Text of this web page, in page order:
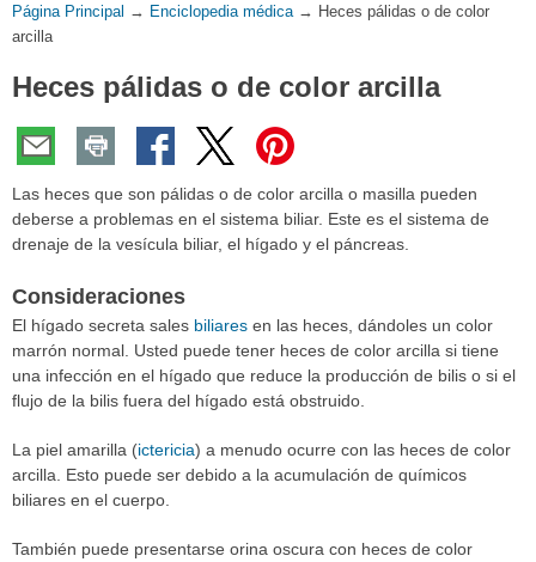
Usted
está
Página Principal → Enciclopedia médica → Heces pálidas o de color
arcilla
Heces pálidas o de color arcilla
Las heces que son pálidas o de color arcilla o masilla pueden
deberse a problemas en el sistema biliar. Este es el sistema de
drenaje de la vesícula biliar, el hígado y el páncreas.
Consideraciones
El hígado secreta sales biliares en las heces, dándoles un color
marrón normal. Usted puede tener heces de color arcilla si tiene
una infección en el hígado que reduce la producción de bilis o si el
flujo de la bilis fuera del hígado está obstruido.
La piel amarilla (ictericia) a menudo ocurre con las heces de color
arcilla. Esto puede ser debido a la acumulación de químicos
biliares en el cuerpo.
También puede presentarse orina oscura con heces de color